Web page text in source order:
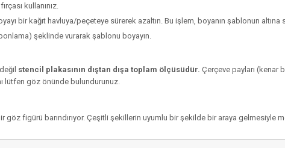
kullanınız.
bir kağıt havluya/peçeteye sürerek azaltın. Bu işlem, boyanın şablonun altına
şeklinde vurarak şablonu boyayın.
stencil plakasının dıştan dışa toplam ölçüsüdür. Çerçeve payları (kenar
lütfen göz önünde bulundurunuz.
göz figürü barındırıyor. Çeşitli şekillerin uyumlu bir şekilde bir araya gelmesiyle